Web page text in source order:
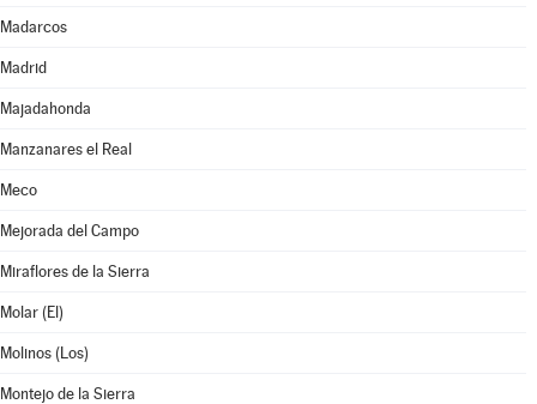
Madarcos
Madrid
Majadahonda
Manzanares el Real
Meco
Mejorada del Campo
Miraflores de la Sierra
Molar (El)
Molinos (Los)
Montejo de la Sierra